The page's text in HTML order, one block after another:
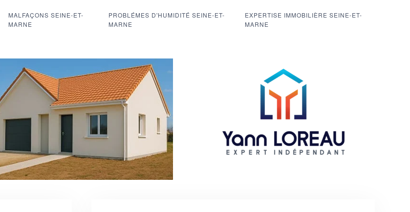
MALFAÇONS SEINE-ET-
MARNE
PROBLÉMES D'HUMIDITÉ SEINE-ET-
MARNE
EXPERTISE IMMOBILIÈRE SEINE-ET-
MARNE